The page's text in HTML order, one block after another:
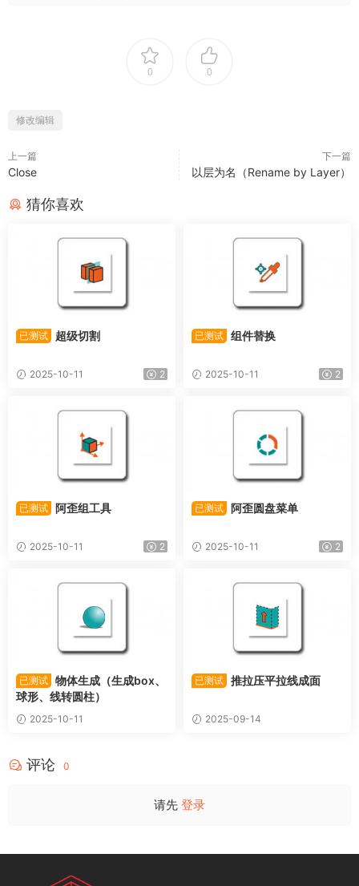
0 0
修改编辑
上一篇
Close
下一篇
以层为名（Rename by Layer）
猜你喜欢
已测试 超级切割
2025-10-11 2
已测试 组件替换
2025-10-11 2
已测试 阿歪组工具
2025-10-11 2
已测试 阿歪圆盘菜单
2025-10-11 2
已测试 物体生成（生成box、
球形、线转圆柱）
2025-10-11
已测试 推拉压平拉线成面
2025-09-14
评论 0
请先 登录